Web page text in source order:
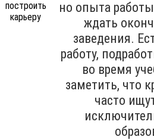
но опыта
ждать
заведения.
работу,
во время
заметить, что
часто